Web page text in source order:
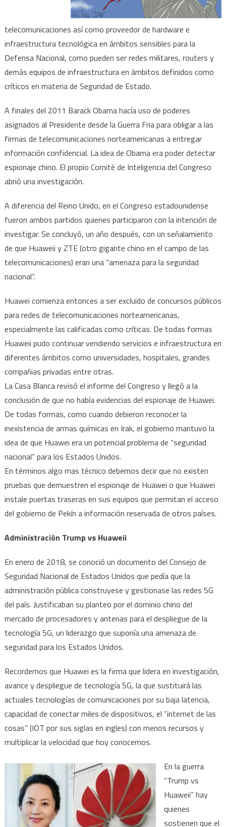
telecomunicaciones así como proveedor de hardware e
infraestructura tecnológica en ámbitos sensibles para la
Defensa Nacional, como pueden ser redes militares, routers y
demás equipos de infraestructura en ámbitos definidos como
críticos en materia de Seguridad de Estado.
A finales del 2011 Barack Obama hacía uso de poderes
asignados al Presidente desde la Guerra Fria para obligar a las
firmas de telecomunicaciones norteamericanas a entregar
información confidencial. La idea de Obama era poder detectar
espionaje chino. El propio Comité de Inteligencia del Congreso
abrió una investigación.
A diferencia del Reino Unido, en el Congreso estadounidense
fueron ambos partidos quienes participaron con la intención de
investigar. Se concluyó, un año después, con un señalamiento
de que Huaweii y ZTE (otro gigante chino en el campo de las
telecomunicaciones) eran una “amenaza para la seguridad
nacional”.
Huawei comienza entonces a ser excluido de concursos públicos
para redes de telecomunicaciones norteamericanas,
especialmente las calificadas como críticas. De todas formas
Huaweii pudo continuar vendiendo servicios e infraestructura en
diferentes ámbitos como universidades, hospitales, grandes
compañias privadas entre otras.
La Casa Blanca revisó el informe del Congreso y llegó a la
conclusión de que no había evidencias del espionaje de Huawei.
De todas formas, como cuando debieron reconocer la
inexistencia de armas químicas en Irak, el gobierno mantuvo la
idea de que Huawei era un potencial problema de “seguridad
nacional” para los Estados Unidos.
En términos algo mas técnico debemos decir que no existen
pruebas que demuestren el espionaje de Huawei o que Huawei
instale puertas traseras en sus equipos que permitan el acceso
del gobierno de Pekín a información reservada de otros países.
Administración Trump vs Huaweii
En enero de 2018, se conoció un documento del Consejo de
Seguridad Nacional de Estados Unidos que pedía que la
administración pública construyese y gestionase las redes 5G
del país. Justificaban su planteo por el dominio chino del
mercado de procesadores y antenas para el despliegue de la
tecnología 5G, un liderazgo que suponía una amenaza de
seguridad para los Estados Unidos.
Recordemos que Huawei es la firma que lidera en investigación,
avance y despliegue de tecnología 5G, la que sustituirá las
actuales tecnologías de comunicaciones por su baja latencia,
capacidad de conectar miles de dispositivos, el “internet de las
cosas” (IOT por sus siglas en ingles) con menos recursos y
multiplicar la velocidad que hoy conocemos.
En la guerra
“Trump vs
Huaweii” hay
quienes
sostienen que el